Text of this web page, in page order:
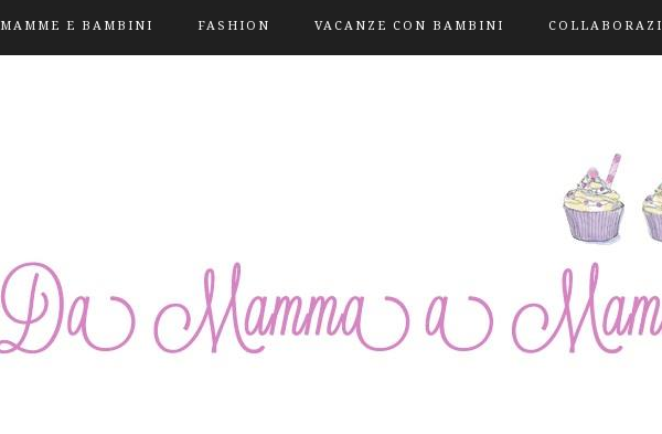
MAMME E BAMBINI FASHION VACANZE CON BAMBINI